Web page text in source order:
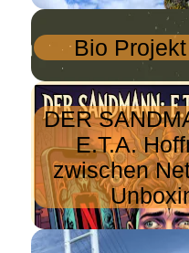
Bio
DER
E.T.A.
zwischen